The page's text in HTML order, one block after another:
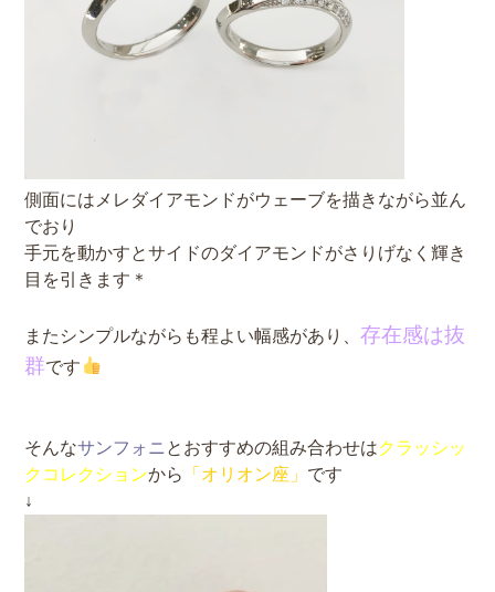
側面にはメレダイアモンドがウェーブを描きながら並ん
でおり
手元を動かすとサイドのダイアモンドがさりげなく輝き
目を引きます＊
またシンプルながらも程よい幅感があり、存在感は抜
群です
そんなサンフォニ とおすすめの組み合わせはクラッシッ
クコレクションから 「オリオン座」 です
↓